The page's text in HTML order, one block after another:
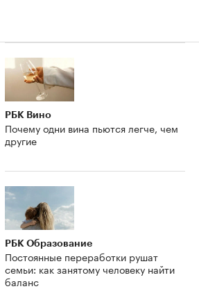
РБК Вино
Почему одни вина пьются легче, чем
другие
РБК Образование
Постоянные переработки рушат
семьи: как занятому человеку найти
баланс